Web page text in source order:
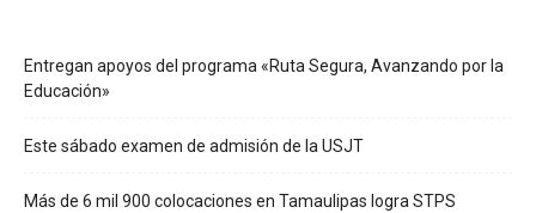
Entregan apoyos del programa «Ruta Segura, Avanzando por la
Educación»
Este sábado examen de admisión de la USJT
Más de 6 mil 900 colocaciones en Tamaulipas logra STPS